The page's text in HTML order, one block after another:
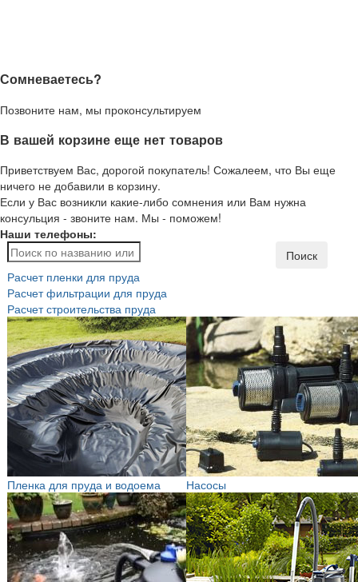
Сомневаетесь?
Позвоните нам, мы проконсультируем
В вашей корзине еще нет товаров
Приветствуем Вас, дорогой покупатель! Сожалеем, что Вы еще
ничего не добавили в корзину.
Если у Вас возникли какие-либо сомнения или Вам нужна
консульция - звоните нам. Мы - поможем!
Наши телефоны:
Поиск
Расчет пленки для пруда
Расчет фильтрации для пруда
Расчет строительства пруда
Пленка для пруда и водоема Насосы